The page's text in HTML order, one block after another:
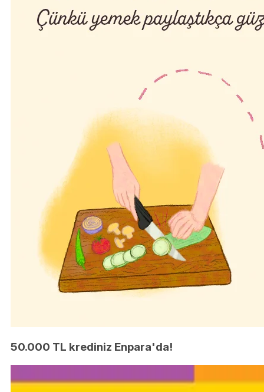
50.000 TL krediniz Enpara'da!